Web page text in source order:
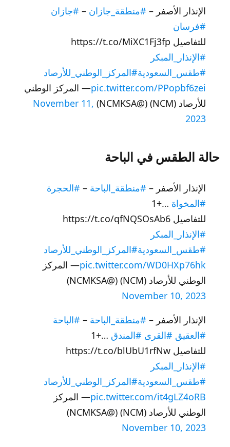
الإنذار الأصفر – #منطقة_جازان – #جازان
#فرسان
للتفاصيل https://t.co/MiXC1Fj3fp
#الإنذار_المبكر
#طقس_السعودية#المركز_الوطني_للأرصاد
pic.twitter.com/PPopbf6zei— المركز الوطني
للأرصاد (NCM) (@NCMKSA)
November 11,
2023
حالة الطقس في الباحة
الإنذار الأصفر – #منطقة_الباحة – #الحجرة
#المخواة …+1
للتفاصيل https://t.co/qfNQSOsAb6
#الإنذار_المبكر
#طقس_السعودية#المركز_الوطني_للأرصاد
pic.twitter.com/WD0HXp76hk— المركز
الوطني للأرصاد (NCM) (@NCMKSA)
November 10, 2023
الإنذار الأصفر – #منطقة_الباحة – #الباحة
#العقيق #القرى #المندق …+1
للتفاصيل https://t.co/blUbU1rfNw
#الإنذار_المبكر
#طقس_السعودية#المركز_الوطني_للأرصاد
pic.twitter.com/it4gLZ4oRB— المركز
الوطني للأرصاد (NCM) (@NCMKSA)
November 10, 2023